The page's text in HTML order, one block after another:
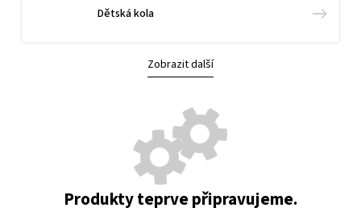
Dětská kola
Zobrazit další
Produkty teprve připravujeme.